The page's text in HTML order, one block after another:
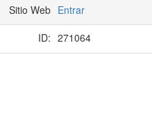
Sitio Web Entrar
ID: 271064